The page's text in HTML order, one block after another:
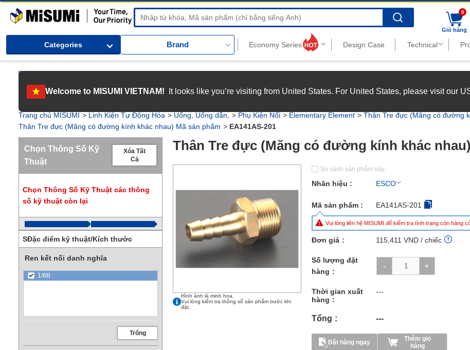
MiSUMi
Search
0
Giỏ hàng
Categories Brand
Welcome to MISUMI VIETNAM! It looks like you’re visiting from United States. For United States, please visit our
[Recruitment] We're hiring! Grab your ultimate career opportunity & enjoy top-tier benefits at MISUMI Vietnam.See more
Trang chủ MISUMI Linh Kiện Tự Động Hóa Uống, Uống dẫn, Phụ Kiện Nối Elementary Element
Thân Tre đực (Măng có đường
Thân Tre đực (Măng có đường kính khác nhau) Mã sản phẩm
EA141AS-201
Chọn Thông Số Kỹ
Thuật
Xóa Tất
Cả
Chọn Thông Số Kỹ Thuật các thông
số kỹ thuật còn lại
SĐặc điểm kỹ thuật/Kích thước
Ren kết nối danh nghĩa
1/8B
Trống
Thân Tre đực (Măng có đường kính khác
Hình ảnh là minh họa.
Vui lòng kiểm tra thông số sản phẩm trước khi
đặt.
So sánh sản phẩm này
Nhãn hiệu : ESCO
Mã sản phẩm : EA141AS-201
Vui lòng liên hệ MISUMI để kiểm tra tình trạng còn hàng
Đơn giá 115,411 VND / chiếc
Số lượng đặt
hàng
Thời gian xuất
hàng
---
Tổng ---
Đặt hàng ngay
Thêm giỏ
hàng